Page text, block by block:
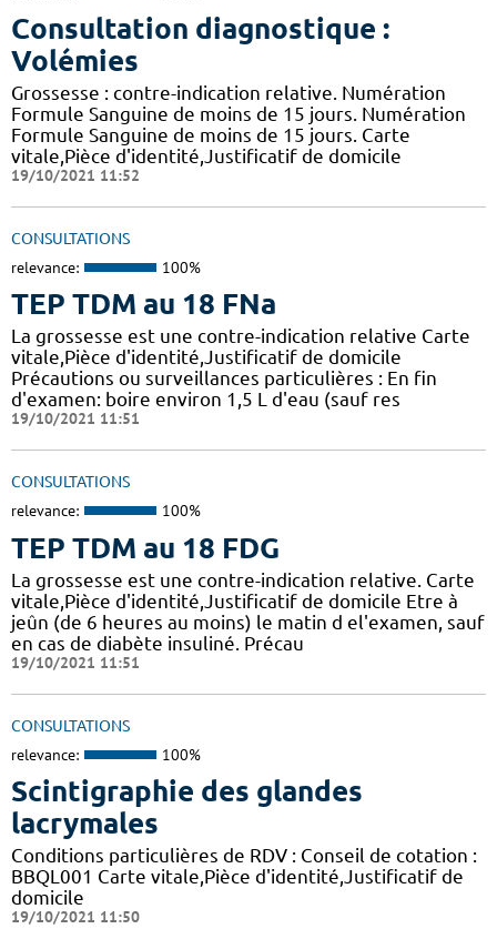
Consultation diagnostique :
Volémies
Grossesse : contre-indication relative. Numération
Formule Sanguine de moins de 15 jours. Numération
Formule Sanguine de moins de 15 jours. Carte
vitale,Pièce d'identité,Justificatif de domicile
19/10/2021 11:52
CONSULTATIONS
relevance: 100%
TEP TDM au 18 FNa
La grossesse est une contre-indication relative Carte
vitale,Pièce d'identité,Justificatif de domicile
Précautions ou surveillances particulières : En fin
d'examen: boire environ 1,5 L d'eau (sauf res
19/10/2021 11:51
CONSULTATIONS
relevance: 100%
TEP TDM au 18 FDG
La grossesse est une contre-indication relative. Carte
vitale,Pièce d'identité,Justificatif de domicile Etre à
jeûn (de 6 heures au moins) le matin d el'examen, sauf
en cas de diabète insuliné. Précau
19/10/2021 11:51
CONSULTATIONS
relevance: 100%
Scintigraphie des glandes
lacrymales
Conditions particulières de RDV : Conseil de cotation :
BBQL001 Carte vitale,Pièce d'identité,Justificatif de
domicile
19/10/2021 11:50